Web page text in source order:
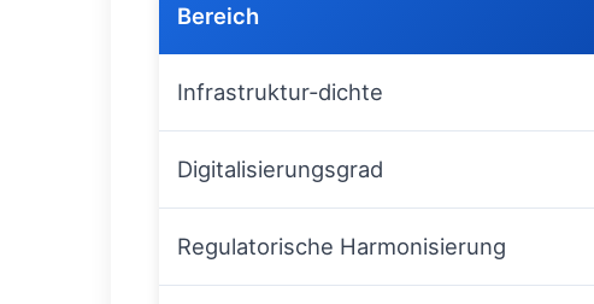
Bereich
Infrastruktur‑dichte
Digitalisierungsgrad
Regulatorische Harmonisierung